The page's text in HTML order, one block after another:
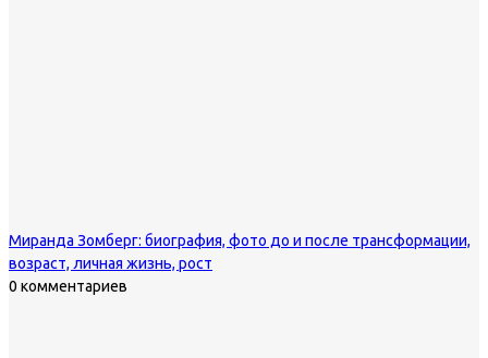
Миранда Зомберг: биография, фото до и после трансформации,
возраст, личная жизнь, рост
0 комментариев